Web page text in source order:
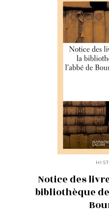
Notice des
bibliothèque